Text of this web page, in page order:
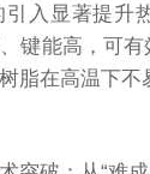
入显著提升
键能高，可有
脂在高温下不